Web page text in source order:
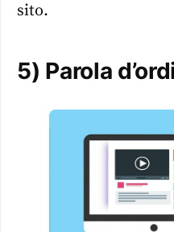
sito.
5) Parola